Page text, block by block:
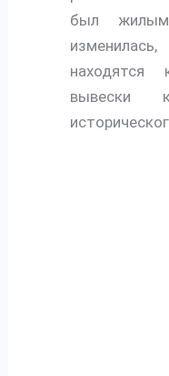
был
находятся
вывески